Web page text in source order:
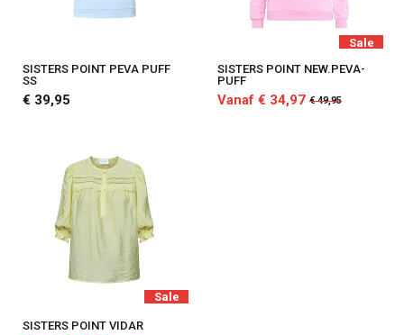
SISTERS POINT PEVA PUFF
SS
€ 39,95
Sale
SISTERS POINT NEW.PEVA-
PUFF
Vanaf € 34,97 € 49,95
Sale
SISTERS POINT VIDAR